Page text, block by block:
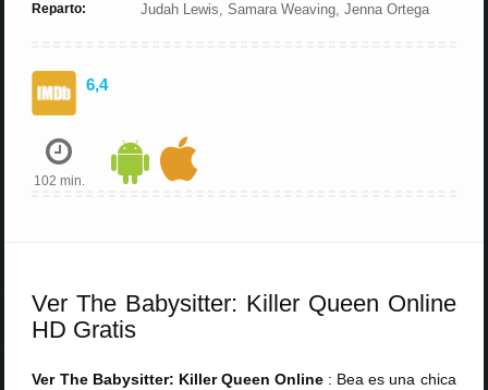
Reparto: Judah Lewis, Samara Weaving, Jenna Ortega
6,4
102 min.
Ver The Babysitter: Killer Queen Online
HD Gratis
Ver The Babysitter: Killer Queen Online : Bea es una chica